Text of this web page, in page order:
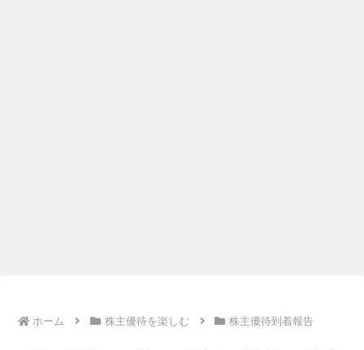
ホーム 株主優待を楽しむ 株主優待到着報告